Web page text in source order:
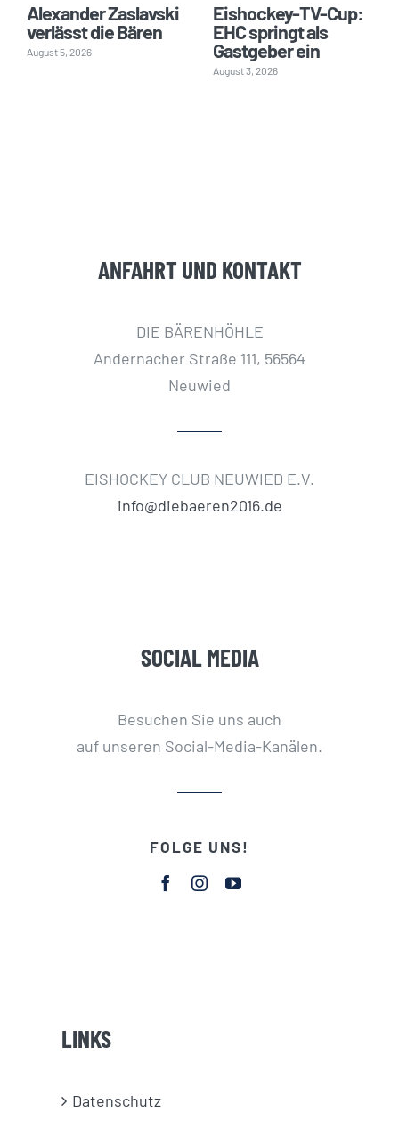
Alexander Zaslavski
verlässt die Bären
August 5, 2026
Eishockey-TV-Cup:
EHC springt als
Gastgeber ein
August 3, 2026
ANFAHRT UND KONTAKT
DIE BÄRENHÖHLE
Andernacher Straße 111, 56564
Neuwied
EISHOCKEY CLUB NEUWIED E.V.
info@diebaeren2016.de
SOCIAL MEDIA
Besuchen Sie uns auch
auf unseren Social-Media-Kanälen.
FOLGE UNS!
LINKS
Datenschutz